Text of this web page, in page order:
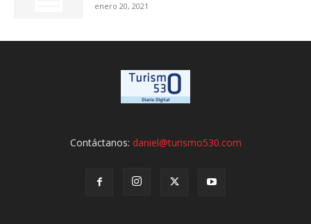
enero 20, 2021
Contáctanos: daniel@turismo530.com